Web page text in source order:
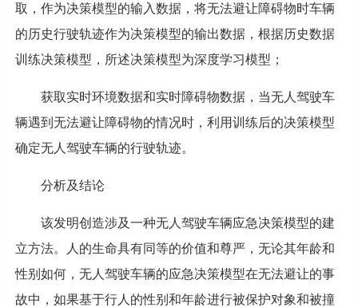
取，作为决策模型的输入数据，将无法避让障碍物时车辆
的历史行驶轨迹作为决策模型的输出数据，根据历史数据
训练决策模型，所述决策模型为深度学习模型；
获取实时环境数据和实时障碍物数据，当无人驾驶车
辆遇到无法避让障碍物的情况时，利用训练后的决策模型
确定无人驾驶车辆的行驶轨迹。
分析及结论
该发明创造涉及一种无人驾驶车辆应急决策模型的建
立方法。人的生命具有同等的价值和尊严，无论其年龄和
性别如何，无人驾驶车辆的应急决策模型在无法避让的事
故中，如果基于行人的性别和年龄进行被保护对象和被撞